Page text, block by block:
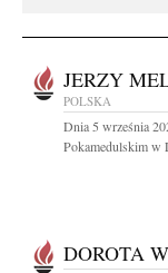
JERZY
POLSKA
Dnia 5 września
Pokamedulskim w
DOROTA